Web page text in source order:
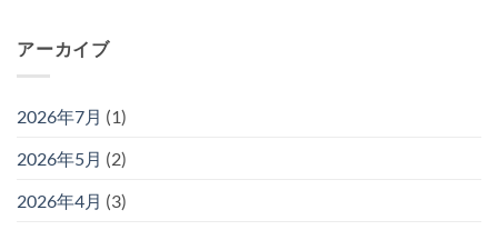
アーカイブ
2026年7月 (1)
2026年5月 (2)
2026年4月 (3)